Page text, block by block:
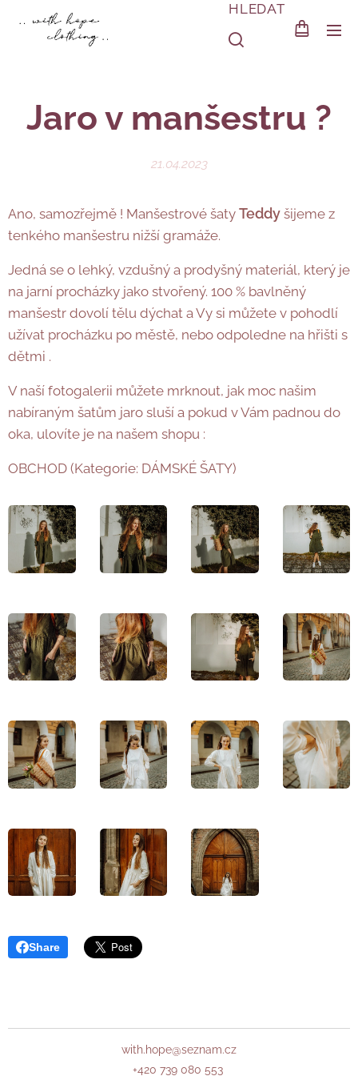
HLEDAT
Jaro v manšestru ?
21.04.2023
Ano, samozřejmě ! Manšestrové šaty Teddy šijeme z
tenkého manšestru nižší gramáže.
Jedná se o lehký, vzdušný a prodyšný materiál, který je
na jarní procházky jako stvořený. 100 % bavlněný
manšestr dovolí tělu dýchat a Vy si můžete v pohodlí
užívat procházku po městě, nebo odpoledne na hřišti s
dětmi .
V naší fotogalerii můžete mrknout, jak moc našim
nabíraným šatům jaro sluší a pokud v Vám padnou do
oka, ulovíte je na našem shopu :
OBCHOD (Kategorie: DÁMSKÉ ŠATY)
Share
with.hope@seznam.cz
+420 739 080 553